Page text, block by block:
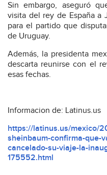
Sin embargo, aseguró
visita del rey de España
para el partido que
de Uruguay.
Además, la presidenta
descarta reunirse con el
esas fechas.
Informacion de: Latinus.us
https://latinus.us/mexico/
sheinbaum-confirma-que-
cancelado-su-viaje-la-
175552.html